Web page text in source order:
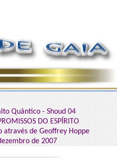
Quântico - Shoud 04
DO ESPÍRITO
através de Geoffrey Hoppe
de 2007